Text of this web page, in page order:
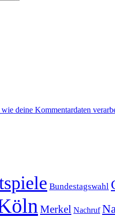
deine Kommentardaten
Bundestagswahl
Merkel Nachruf